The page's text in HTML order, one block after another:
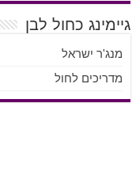
גיימינג כחול לבן
מנג'ר ישראל
מדריכים לחול